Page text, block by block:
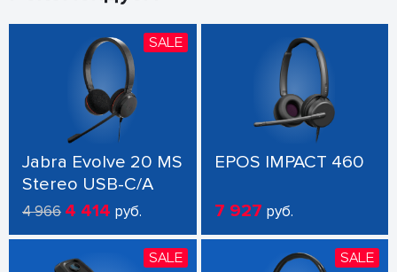
SALE
Jabra Evolve 20 MS
Stereo USB-C/A
4 966 4 414 руб.
EPOS IMPACT 460
7 927 руб.
SALE SALE